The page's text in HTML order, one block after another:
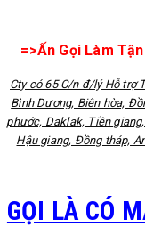
=>Ấn Gọi Làm
Cty có 65 C/n đ/lý Hỗ trợ
Bình Dương, Biên hòa,
phước, Daklak, Tiền
Hậu giang, Đồng tháp,
GỌI LÀ CÓ